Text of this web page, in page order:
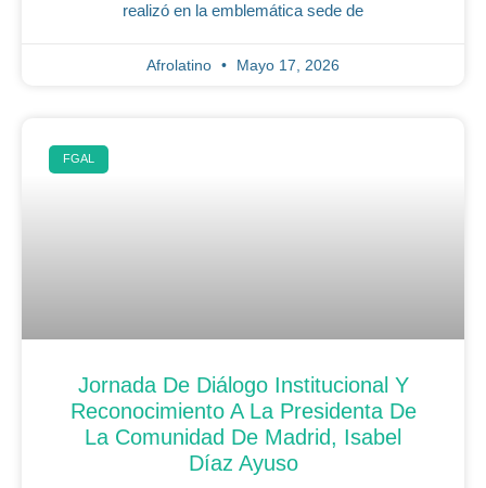
realizó en la emblemática sede de
Afrolatino Mayo 17, 2026
FGAL
Jornada De Diálogo Institucional Y
Reconocimiento A La Presidenta De
La Comunidad De Madrid, Isabel
Díaz Ayuso